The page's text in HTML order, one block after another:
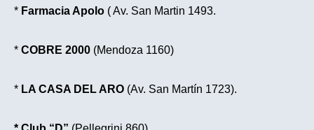
* Farmacia Apolo ( Av. San Martin 1493.
* COBRE 2000 (Mendoza 1160)
* LA CASA DEL ARO (Av. San Martín 1723).